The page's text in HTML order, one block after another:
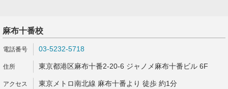
麻布十番校
03-5232-5718
東京都港区麻布十番2-20-6 ジャノメ麻布十番ビル 6F
東京メトロ南北線 麻布十番より 徒歩 約1分